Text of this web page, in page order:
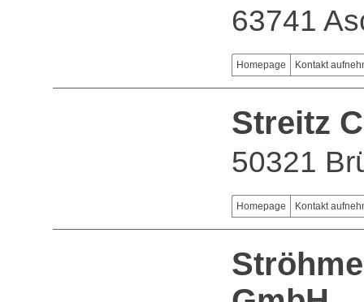
63741
Homepage Kontakt
Streitz
50321
Homepage Kontakt